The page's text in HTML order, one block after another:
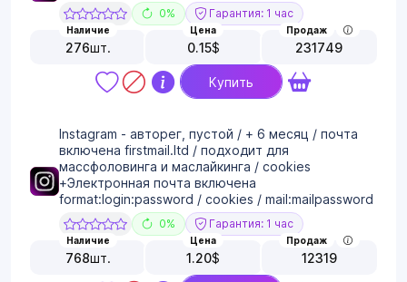
0% Гарантия: 1 час
Наличие
276шт.
Цена
0.15$
Продаж
231749
Купить
Instagram - авторег, пустой / + 6 месяц / почта
включена firstmail.ltd / подходит для
массфоловинга и маслайкинга / cookies
+Электронная почта включена
format:login:password / cookies / mail:mailpassword
0% Гарантия: 1 час
Наличие
768шт.
Цена
1.20$
Продаж
12319